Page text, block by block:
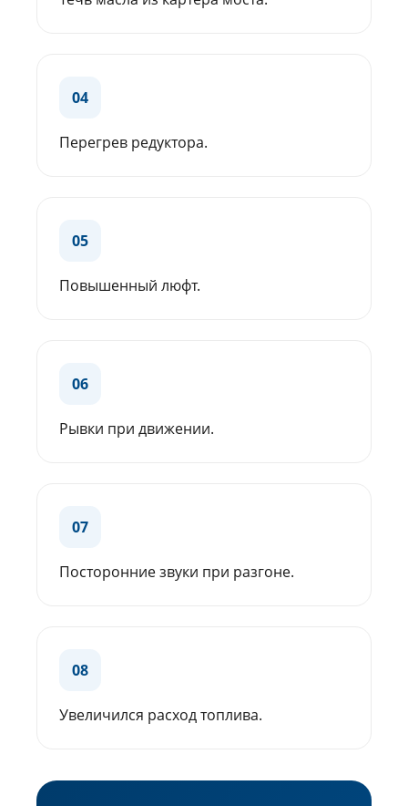
04
Перегрев редуктора.
05
Повышенный люфт.
06
Рывки при движении.
07
Посторонние звуки при разгоне.
08
Увеличился расход топлива.